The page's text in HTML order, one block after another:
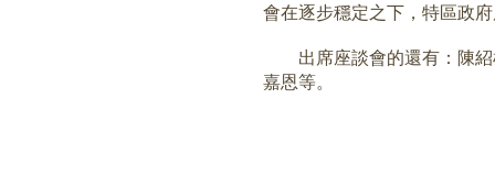
會在逐步穩定之下，特區政
出席座談會的還有：陳紹
嘉恩等。